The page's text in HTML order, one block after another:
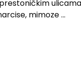
mimoze